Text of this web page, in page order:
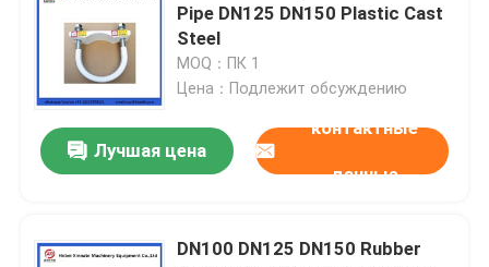
Pipe DN125 DN150 Plastic Cast
Steel
MOQ：ПК 1
Цена：Подлежит обсуждению
Лучшая цена
контактные
данные
DN100 DN125 DN150 Rubber